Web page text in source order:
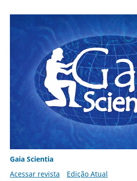
Gaia Scientia
Acessar revista
Edição Atual